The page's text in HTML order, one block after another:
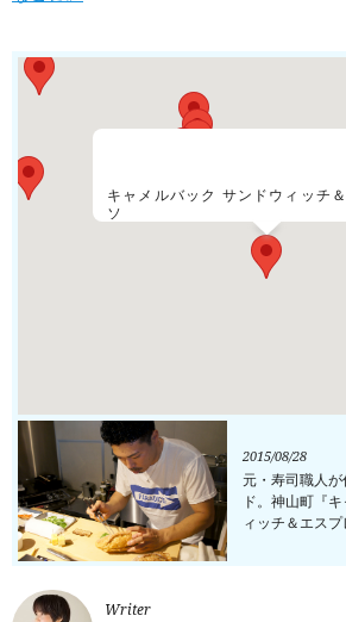
キャメルバック サンドウィッチ
ソ
2015/08/28
元・寿司職人
ド。神山町『
ィッチ＆エスプ
Writer